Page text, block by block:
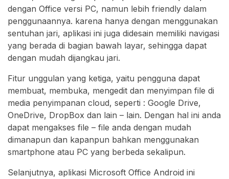
dengan Office versi PC, namun lebih friendly dalam
penggunaannya. karena hanya dengan menggunakan
sentuhan jari, aplikasi ini juga didesain memiliki navigasi
yang berada di bagian bawah layar, sehingga dapat
dengan mudah dijangkau jari.
Fitur unggulan yang ketiga, yaitu pengguna dapat
membuat, membuka, mengedit dan menyimpan file di
media penyimpanan cloud, seperti : Google Drive,
OneDrive, DropBox dan lain – lain. Dengan hal ini anda
dapat mengakses file – file anda dengan mudah
dimanapun dan kapanpun bahkan menggunakan
smartphone atau PC yang berbeda sekalipun.
Selanjutnya, aplikasi Microsoft Office Android ini